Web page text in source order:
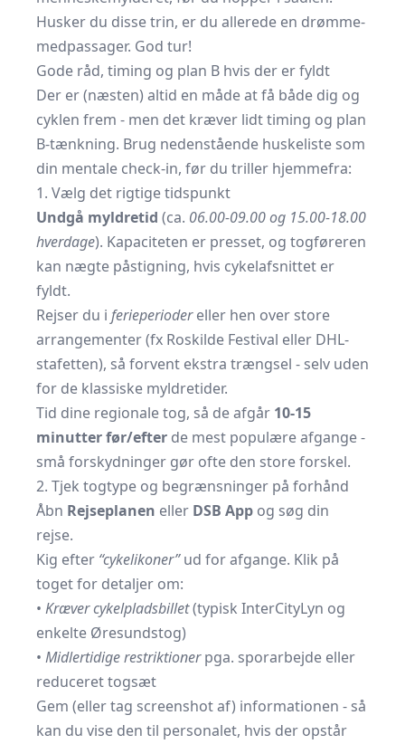
Husker du disse trin, er du allerede en drømme-
medpassager. God tur!
Gode råd, timing og plan B hvis der er fyldt
Der er (næsten) altid en måde at få både dig og
cyklen frem - men det kræver lidt timing og plan
B-tænkning. Brug nedenstående huskeliste som
din mentale check-in, før du triller hjemmefra:
1. Vælg det rigtige tidspunkt
Undgå myldretid (ca. 06.00-09.00 og 15.00-18.00
hverdage). Kapaciteten er presset, og togføreren
kan nægte påstigning, hvis cykelafsnittet er
fyldt.
Rejser du i ferieperiodereller hen over store
arrangementer (fx Roskilde Festival eller DHL-
stafetten), så forvent ekstra trængsel - selv uden
for de klassiske myldretider.
Tid dine regionale tog, så de afgår 10-15
minutter før/efter de mest populære afgange -
små forskydninger gør ofte den store forskel.
2. Tjek togtype og begrænsninger på forhånd
Åbn Rejseplanen eller DSB App og søg din
rejse.
Kig efter “cykelikoner”ud for afgange. Klik på
toget for detaljer om:
• Kræver cykelpladsbillet(typisk InterCityLyn og
enkelte Øresundstog)
• Midlertidige restriktionerpga. sporarbejde eller
reduceret togsæt
Gem (eller tag screenshot af) informationen - så
kan du vise den til personalet, hvis der opstår